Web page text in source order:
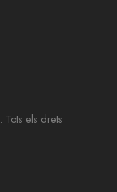
els drets